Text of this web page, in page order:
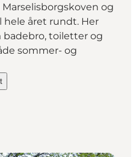
og
året rundt. Her
toiletter og
sommer- og
ved
Strand ved Marselisborgskoven i